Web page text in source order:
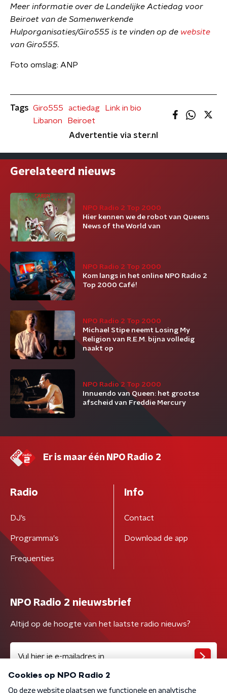
Meer informatie over de Landelijke Actiedag voor
Beiroet van de Samenwerkende
Hulporganisaties/Giro555 is te vinden op de website
van Giro555.
Foto omslag: ANP
Tags Giro555 actiedag
Link in bio
Libanon
Beiroet
Advertentie via ster.nl
Gerelateerd nieuws
NPO Radio 2 Top 2000
Hier kennen we de robot van Queens
News of the World van
NPO Radio 2 Top 2000
Kom langs in het online NPO Radio 2
Top 2000 Café!
NPO Radio 2 Top 2000
Michael Stipe neemt Losing My
Religion van R.E.M. bijna volledig
naakt op
NPO Radio 2 Top 2000
Innuendo van Queen: het grootse
afscheid van Freddie Mercury
Er is maar één NPO Radio 2
Radio
DJ’s
Programma's
Frequenties
Info
Contact
Download de app
NPO Radio 2 nieuwsbrief
Altijd op de hoogte van het laatste radio nieuws?